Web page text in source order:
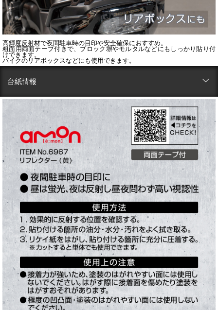
高輝度反射材で夜間駐車時の目印や安全確保におすすめ。
粗面用両面テープ付きで、ブロック塀やモルタルなどにもしっかり貼り付
けできます。
バイクのリアボックスなどにも使用できます。
台紙情報